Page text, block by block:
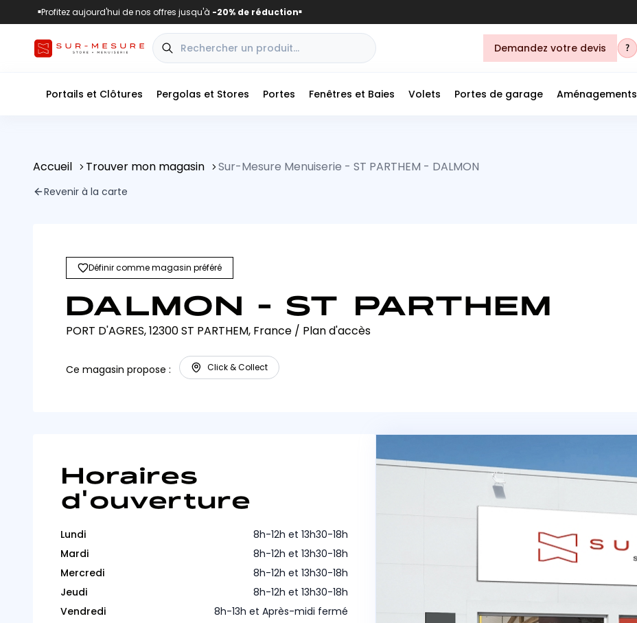
■Profitez aujourd'hui de nos offres jusqu'à -20% de réduction■
Demandez votre devis
Portails et Clôtures Pergolas et Stores Portes Fenêtres et Baies Volets Portes de garage Aménagements
Accueil Trouver mon magasin Sur-Mesure Menuiserie - ST PARTHEM - DALMON
Revenir à la carte
Définir comme magasin préféré
DALMON - ST PARTHEM
PORT D'AGRES, 12300 ST PARTHEM, France / Plan d'accès
Ce magasin propose : Click & Collect
Horaires
d'ouverture
Lundi
8h-12h et 13h30-18h
Mardi
8h-12h et 13h30-18h
Mercredi
8h-12h et 13h30-18h
Jeudi
8h-12h et 13h30-18h
Vendredi
8h-13h et Après-midi fermé